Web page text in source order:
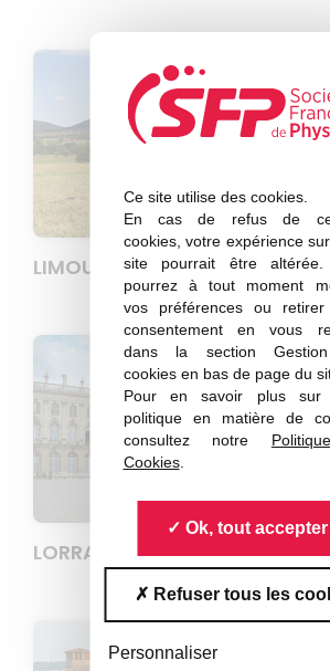
Ce site utilise des cookies.
En cas de refus de
cookies, votre expérience
site pourrait être altérée.
pourrez à tout moment
vos préférences ou
consentement en vous
dans la section
cookies en bas de page du
Pour en savoir plus sur
politique en matière de
consultez notre
Cookies.
Ok, tout accepter
Refuser tous les
Personnaliser
LIMOUSIN
LORRAINE